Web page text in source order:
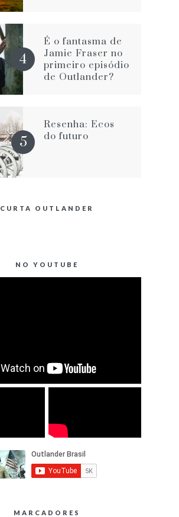
É o fantasma de
Jamie Fraser no
primeiro episódio
de Outlander?
Resenha: Ecos
do futuro
CURTA OUTLANDER
NO YOUTUBE
MARCADORES